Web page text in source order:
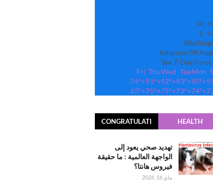
H: +
L: +
Saturday, 08
See 7-Day
Mon
Tue
Wed
Thu
Fri
+
95°
+
93°
+
92°
+
91°
+
74°
+
74°
+
73°
+
75°
+
75°
+
63°
HEALTH
CONGRATULATI
تهديد صحي يعود إلى
الواجهة العالمية : ما حقيقة
فيروس هانتا؟
ماي 16, 2026